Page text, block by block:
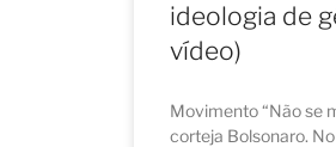
ideologia de
vídeo)
Movimento “Não se
corteja Bolsonaro.